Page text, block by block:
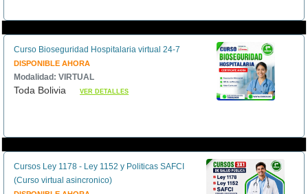
Curso Bioseguridad Hospitalaria virtual 24-7
DISPONIBLE AHORA
Modalidad: VIRTUAL
Toda BoliviaVER DETALLES
Cursos Ley 1178 - Ley 1152 y Politicas SAFCI
(Curso virtual asincronico)